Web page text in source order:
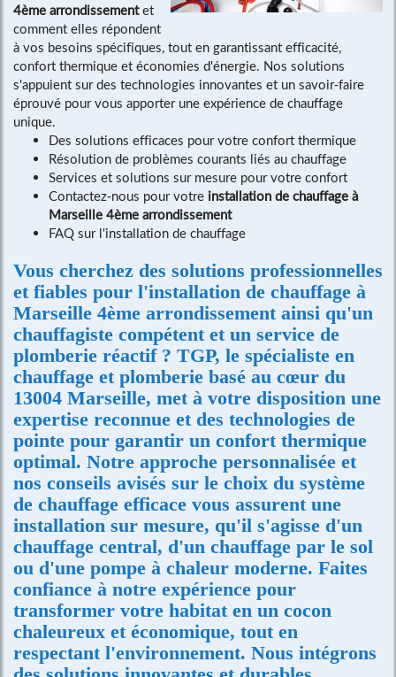
4ème arrondissementet
comment elles répondent
à vos besoins spécifiques, tout en garantissant efficacité,
confort thermique et économies d'énergie. Nos solutions
s'appuient sur des technologies innovantes et un savoir-faire
éprouvé pour vous apporter une expérience de chauffage
unique.
Des solutions efficaces pour votre confort thermique
Résolution de problèmes courants liés au chauffage
Services et solutions sur mesure pour votre confort
Contactez-nous pour votre installation de chauffage à
Marseille 4ème arrondissement
FAQ sur l'installation de chauffage
Vous cherchez des solutions professionnelles
et fiables pour l'installation de chauffage à
Marseille 4ème arrondissementainsi qu'un
chauffagiste compétent et un service de
plomberie réactif ? TGP, le spécialiste en
chauffage et plomberie basé au cœur du
13004 Marseille, met à votre disposition une
expertise reconnue et des technologies de
pointe pour garantir un confort thermique
optimal. Notre approche personnalisée et
nos conseils avisés sur le choix du système
de chauffage efficace vous assurent une
installation sur mesure, qu'il s'agisse d'un
chauffage central, d'un chauffage par le sol
ou d'une pompe à chaleur moderne. Faites
confiance à notre expérience pour
transformer votre habitat en un cocon
chaleureux et économique, tout en
respectant l'environnement. Nous intégrons